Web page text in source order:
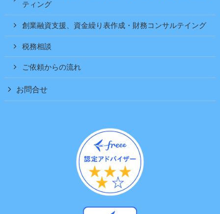
ティング
創業融資支援、資金繰り表作成・財務コンサルテイング
税務相談
ご依頼からの流れ
お問合せ